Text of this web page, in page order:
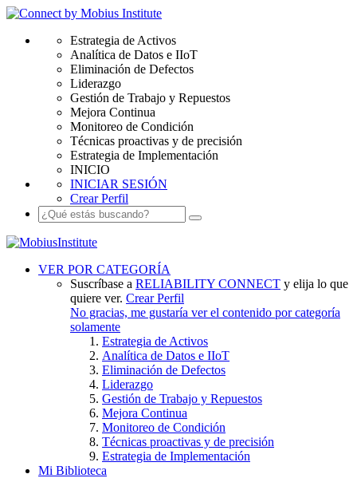
Estrategia de Activos
Analítica de Datos e IIoT
Eliminación de Defectos
Liderazgo
Gestión de Trabajo y Repuestos
Mejora Continua
Monitoreo de Condición
Técnicas proactivas y de precisión
Estrategia de Implementación
INICIO
INICIAR SESIÓN
Crear Perfil
VER POR CATEGORÍA
Suscríbase a RELIABILITY CONNECT y elija lo que
quiere ver. Crear Perfil
No gracias, me gustaría ver el contenido por categoría
solamente
Estrategia de Activos
Analítica de Datos e IIoT
Eliminación de Defectos
Liderazgo
Gestión de Trabajo y Repuestos
Mejora Continua
Monitoreo de Condición
Técnicas proactivas y de precisión
Estrategia de Implementación
Mi Biblioteca